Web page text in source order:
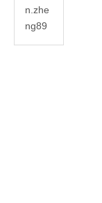
n.zhe
ng89